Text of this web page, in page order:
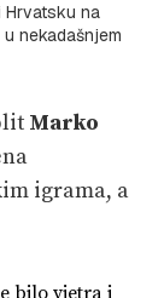
Hrvatsku na
nekadašnjem
Marko
igrama, a
bilo vjetra i